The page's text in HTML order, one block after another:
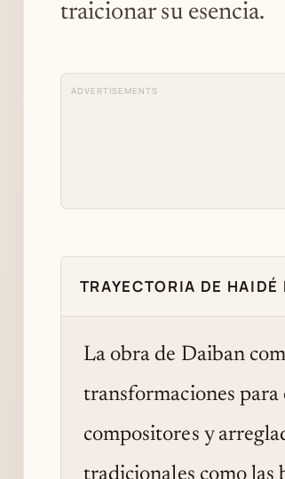
traicionar su esencia.
ADVERTISEMENTS
TRAYECTORIA DE HAIDÉ
La obra de Daiban
transformaciones para
compositores y
tradicionales como las